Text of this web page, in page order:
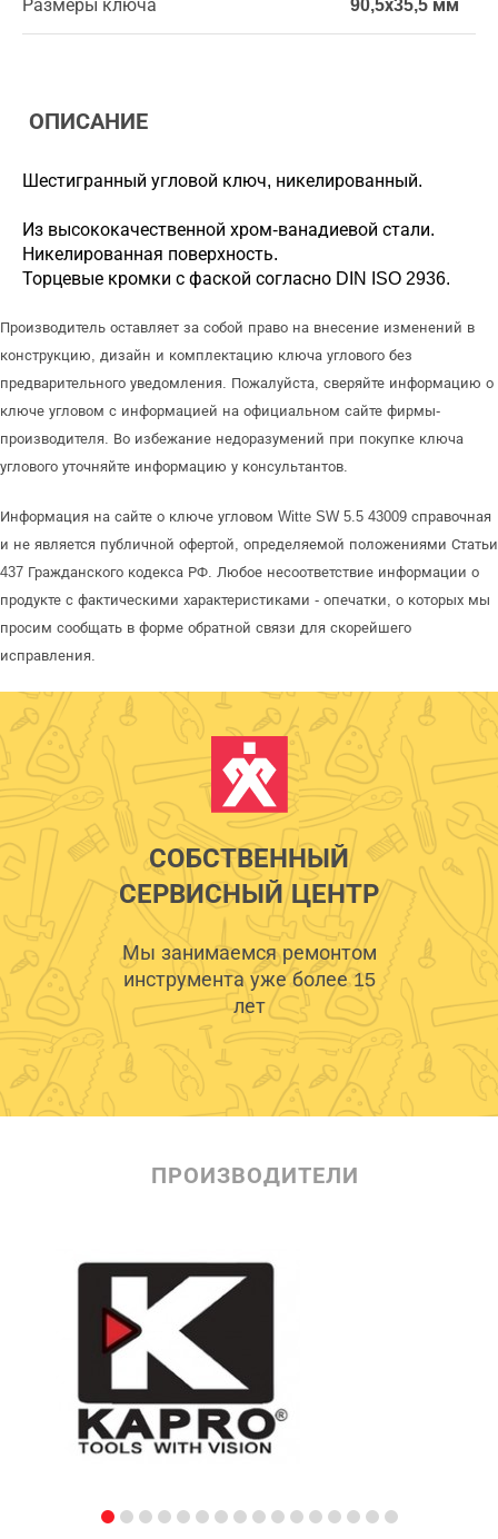
Размеры ключа 90,5х35,5 мм
ОПИСАНИЕ
Шестигранный угловой ключ, никелированный.
Из высококачественной хром-ванадиевой стали.
Никелированная поверхность.
Торцевые кромки с фаской согласно DIN ISO 2936.
Производитель оставляет за собой право на внесение изменений в
конструкцию, дизайн и комплектацию ключа углового без
предварительного уведомления. Пожалуйста, сверяйте информацию о
ключе угловом с информацией на официальном сайте фирмы-
производителя. Во избежание недоразумений при покупке ключа
углового уточняйте информацию у консультантов.
Информация на сайте о ключе угловом Witte SW 5.5 43009 справочная
и не является публичной офертой, определяемой положениями Статьи
437 Гражданского кодекса РФ. Любое несоответствие информации о
продукте с фактическими характеристиками - опечатки, о которых мы
просим сообщать в форме обратной связи для скорейшего
исправления.
СОБСТВЕННЫЙ
СЕРВИСНЫЙ ЦЕНТР
Мы занимаемся ремонтом
инструмента уже более 15
лет
ПРОИЗВОДИТЕЛИ